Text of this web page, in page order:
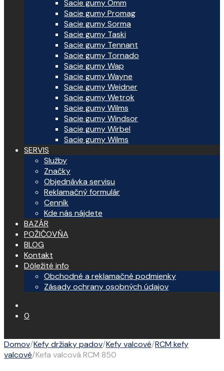
Sacie gumy Omm
Sacie gumy Promag
Sacie gumy Sorma
Sacie gumy Taski
Sacie gumy Tennant
Sacie gumy Tornado
Sacie gumy Wap
Sacie gumy Wayne
Sacie gumy Weidner
Sacie gumy Wetrok
Sacie gumy Wilms
Sacie gumy Windsor
Sacie gumy Wirbel
Sacie gumy Wilms
SERVIS
Služby
Značky
Objednávka servisu
Reklamačný formulár
Cenník
Kde nás nájdete
BAZÁR
POŽIČOVŇA
BLOG
Kontakt
Dôležité info
Obchodné a reklamačné podmienky
Zásady ochrany osobných údajov
0
Domov/Kefy držiaky padov/Kefy valcové/RCM kefy
valcové/Kefa valcová RCM 850